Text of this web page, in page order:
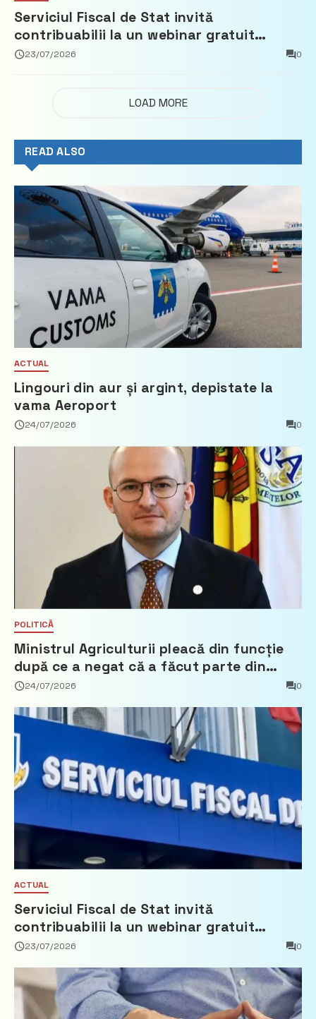
Serviciul Fiscal de Stat invită
contribuabilii la un webinar gratuit
privind calculul impozitului pe bunurile
23/07/2026 0
LOAD MORE
READ ALSO
ACTUAL
Lingouri din aur și argint, depistate la
vama Aeroport
24/07/2026 0
POLITICĂ
Ministrul Agriculturii pleacă din funcție
după ce a negat că a făcut parte din
Partidul Democrat
24/07/2026 0
ACTUAL
Serviciul Fiscal de Stat invită
contribuabilii la un webinar gratuit
privind calculul impozitului pe bunurile
23/07/2026 0